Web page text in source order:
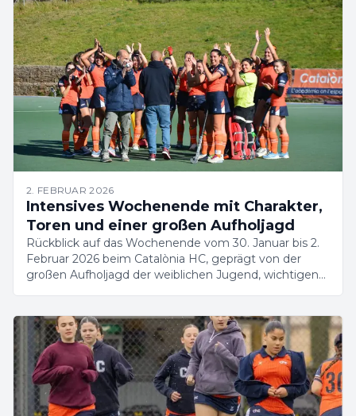
2. FEBRUAR 2026
Intensives Wochenende mit Charakter,
Toren und einer großen Aufholjagd
Rückblick auf das Wochenende vom 30. Januar bis 2.
Februar 2026 beim Catalònia HC, geprägt von der
großen Aufholjagd der weiblichen Jugend, wichtigen